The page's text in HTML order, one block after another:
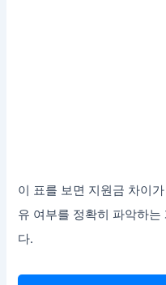
이 표를 보면 지원금 차이
유 여부를 정확히 파악하
다.